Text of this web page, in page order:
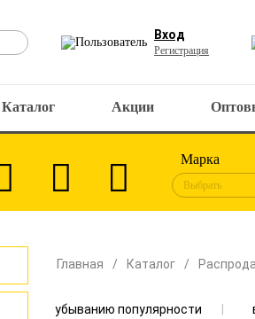
Вход
Регистрация
Каталог Акции
Марка
Выбрать
Главная Каталог
убыванию популярности